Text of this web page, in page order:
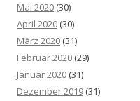
Mai 2020 (30)
April 2020 (30)
März 2020 (31)
Februar 2020 (29)
Januar 2020 (31)
Dezember 2019 (31)